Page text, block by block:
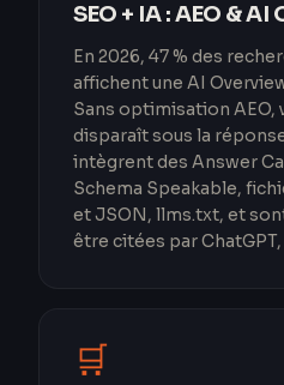
SEO + IA : AEO &
En 2026, 47 % des
affichent une AI
Sans optimisation AEO,
disparaît sous la
intègrent des Answer
Schema Speakable,
et JSON, llms.txt, et
être citées par
🛒